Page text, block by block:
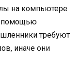
на компьютере
помощью
требуют
иначе они